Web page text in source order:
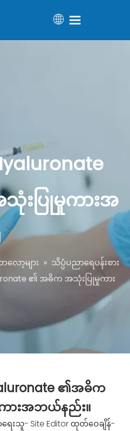
ပြုမှုကားအ
လော့များ » သိပ္ပံပညာရေပန်းစား
၏ အဓိက အသုံးပြုမှုကား
၏အဓိက
ားအဘယ်နည်း။
ေးသူ- Site Editor ထုတ်ဝေချိန်-